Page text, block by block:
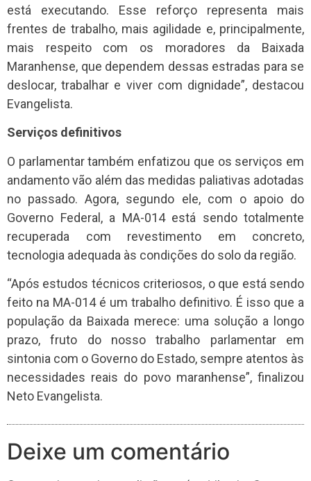
está executando. Esse reforço representa mais
frentes de trabalho, mais agilidade e, principalmente,
mais respeito com os moradores da Baixada
Maranhense, que dependem dessas estradas para se
deslocar, trabalhar e viver com dignidade”, destacou
Evangelista.
Serviços definitivos
O parlamentar também enfatizou que os serviços em
andamento vão além das medidas paliativas adotadas
no passado. Agora, segundo ele, com o apoio do
Governo Federal, a MA-014 está sendo totalmente
recuperada com revestimento em concreto,
tecnologia adequada às condições do solo da região.
“Após estudos técnicos criteriosos, o que está sendo
feito na MA-014 é um trabalho definitivo. É isso que a
população da Baixada merece: uma solução a longo
prazo, fruto do nosso trabalho parlamentar em
sintonia com o Governo do Estado, sempre atentos às
necessidades reais do povo maranhense”, finalizou
Neto Evangelista.
Deixe um comentário